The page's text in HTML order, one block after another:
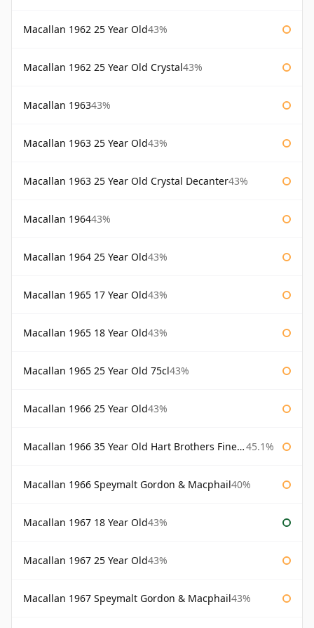
Macallan 1962 25 Year Old43%
Macallan 1962 25 Year Old Crystal43%
Macallan 196343%
Macallan 1963 25 Year Old43%
Macallan 1963 25 Year Old Crystal Decanter43%
Macallan 196443%
Macallan 1964 25 Year Old43%
Macallan 1965 17 Year Old43%
Macallan 1965 18 Year Old43%
Macallan 1965 25 Year Old 75cl43%
Macallan 1966 25 Year Old43%
Macallan 1966 35 Year Old Hart Brothers Finest Collection 45.1%
Macallan 1966 Speymalt Gordon & Macphail40%
Macallan 1967 18 Year Old43%
Macallan 1967 25 Year Old43%
Macallan 1967 Speymalt Gordon & Macphail43%